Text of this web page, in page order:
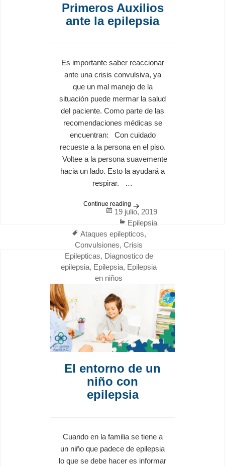
Primeros Auxilios
ante la epilepsia
Es importante saber reaccionar
ante una crisis convulsiva, ya
que un mal manejo de la
situación puede mermar la salud
del paciente. Como parte de las
recomendaciones médicas se
encuentran: Con cuidado
recueste a la persona en el piso.
Voltee a la persona suavemente
hacia un lado. Esto la ayudará a
respirar. …
Continue reading Primeros Auxilios ante la
Posted
on
19 julio, 2019
Categories
Epilepsia
Tags
Ataques epilepticos,
Convulsiones, Crisis
Epilepticas, Diagnostico de
epilepsia, Epilepsia, Epilepsia
en niños
El entorno de un
niño con
epilepsia
Cuando en la familia se tiene a
un niño que padece de epilepsia
lo que se debe hacer es informar